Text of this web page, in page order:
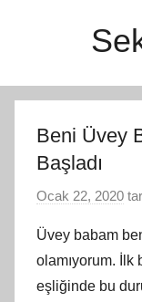
Beni Üvey
Başladı
Ocak 22, 2020
Üvey babam
olamıyorum. İlk
eşliğinde bu